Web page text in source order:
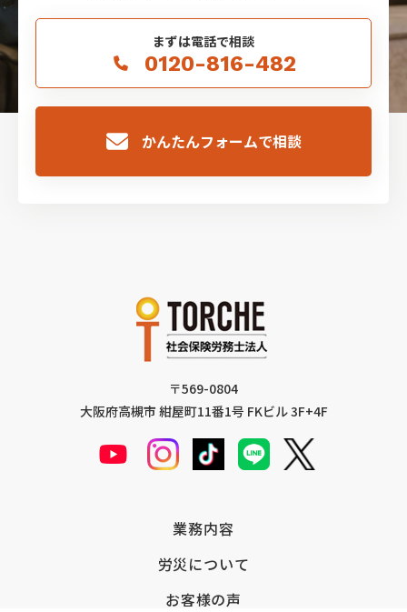
まずは電話で相談
0120-816-482
かんたんフォームで相談
〒569-0804
大阪府高槻市 紺屋町11番1号 FKビル 3F+4F
業務内容
労災について
お客様の声